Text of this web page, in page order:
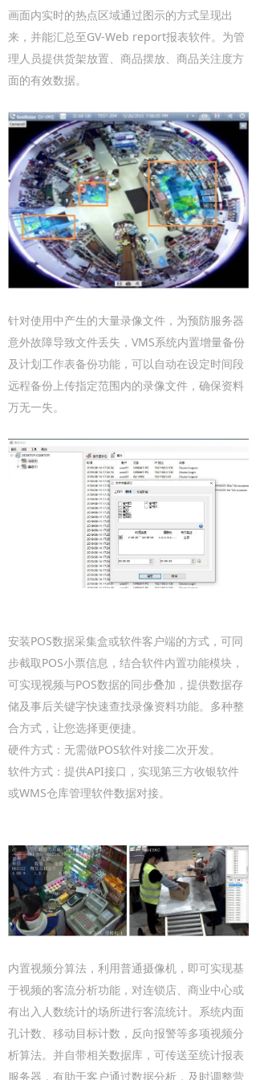
画面内实时的热点区域通过图示的方式呈现出
来，并能汇总至GV-Web report报表软件。为管
理人员提供货架放置、商品摆放、商品关注度方
面的有效数据。
针对使用中产生的大量录像文件，为预防服务器
意外故障导致文件丢失，VMS系统内置增量备份
及计划工作表备份功能，可以自动在设定时间段
远程备份上传指定范围内的录像文件，确保资料
万无一失。
安装POS数据采集盒或软件客户端的方式，可同
步截取POS小票信息，结合软件内置功能模块，
可实现视频与POS数据的同步叠加，提供数据存
储及事后关键字快速查找录像资料功能。多种整
合方式，让您选择更便捷。
硬件方式：无需做POS软件对接二次开发。
软件方式：提供API接口，实现第三方收银软件
或WMS仓库管理软件数据对接。
内置视频分算法，利用普通摄像机，即可实现基
于视频的客流分析功能，对连锁店、商业中心或
有出入人数统计的场所进行客流统计。系统内面
孔计数、移动目标计数，反向报警等多项视频分
析算法。并自带相关数据库，可传送至统计报表
服务器，有助于客户通过数据分析，及时调整营